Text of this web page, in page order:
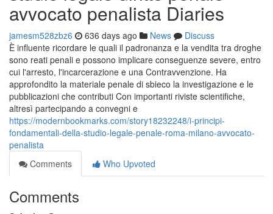
avvocato penalista Diaries
jamesm528zbz6 636 days ago News
Discuss
È influente ricordare le quali il padronanza e la vendita tra droghe
sono reati penali e possono implicare conseguenze severe, entro
cui l'arresto, l'incarcerazione e una Contravvenzione. Ha
approfondito la materiale penale di sbieco la investigazione e le
pubblicazioni che contributi Con importanti riviste scientifiche,
altresì partecipando a convegni e
https://modernbookmarks.com/story18232248/i-principi-
fondamentali-della-studio-legale-penale-roma-milano-avvocato-
penalista
Comments
Who Upvoted
Comments